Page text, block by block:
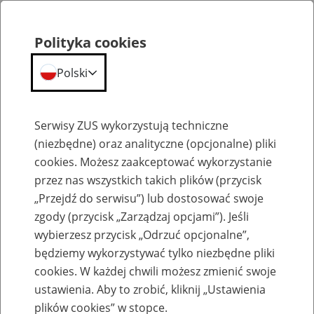
Emerytury
Baza zlikwidowanych lub
przekształconych zakładów pracy
Polityka cookies
Polski
Serwisy ZUS wykorzystują techniczne
(niezbędne) oraz analityczne (opcjonalne) pliki
cookies. Możesz zaakceptować wykorzystanie
przez nas wszystkich takich plików (przycisk
„Przejdź do serwisu”) lub dostosować swoje
zgody (przycisk „Zarządzaj opcjami”). Jeśli
wybierzesz przycisk „Odrzuć opcjonalne”,
będziemy wykorzystywać tylko niezbędne pliki
cookies. W każdej chwili możesz zmienić swoje
ustawienia. Aby to zrobić, kliknij „Ustawienia
plików cookies” w stopce.